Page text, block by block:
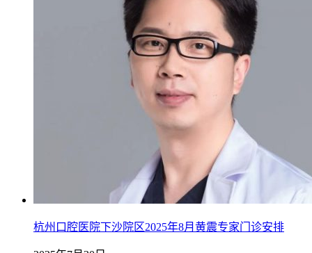
杭州口腔医院下沙院区2025年8月黄震专家门诊安排